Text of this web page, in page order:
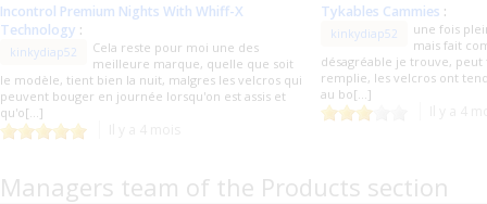
Incontrol Premium Nights With Whiff-X
Technology :
kinkydiap52
Cela reste pour moi une des
meilleure marque, quelle que soit
le modèle, tient bien la nuit, malgres les velcros qui
peuvent bouger en journée lorsqu'on est assis et
qu'o[...]
Tykables Cammies :
kinkydiap52
une fois
mais fait
désagréable je trouve,
remplie, les velcros ont
au bo[...]
Managers team of the Products section